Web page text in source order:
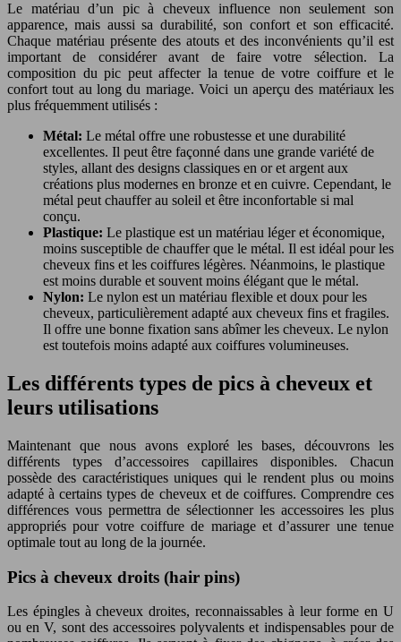
Le matériau d’un pic à cheveux influence non seulement son
apparence, mais aussi sa durabilité, son confort et son efficacité.
Chaque matériau présente des atouts et des inconvénients qu’il est
important de considérer avant de faire votre sélection. La
composition du pic peut affecter la tenue de votre coiffure et le
confort tout au long du mariage. Voici un aperçu des matériaux les
plus fréquemment utilisés :
Métal: Le métal offre une robustesse et une durabilité
excellentes. Il peut être façonné dans une grande variété de
styles, allant des designs classiques en or et argent aux
créations plus modernes en bronze et en cuivre. Cependant, le
métal peut chauffer au soleil et être inconfortable si mal
conçu.
Plastique: Le plastique est un matériau léger et économique,
moins susceptible de chauffer que le métal. Il est idéal pour les
cheveux fins et les coiffures légères. Néanmoins, le plastique
est moins durable et souvent moins élégant que le métal.
Nylon: Le nylon est un matériau flexible et doux pour les
cheveux, particulièrement adapté aux cheveux fins et fragiles.
Il offre une bonne fixation sans abîmer les cheveux. Le nylon
est toutefois moins adapté aux coiffures volumineuses.
Les différents types de pics à cheveux et
leurs utilisations
Maintenant que nous avons exploré les bases, découvrons les
différents types d’accessoires capillaires disponibles. Chacun
possède des caractéristiques uniques qui le rendent plus ou moins
adapté à certains types de cheveux et de coiffures. Comprendre ces
différences vous permettra de sélectionner les accessoires les plus
appropriés pour votre coiffure de mariage et d’assurer une tenue
optimale tout au long de la journée.
Pics à cheveux droits (hair pins)
Les épingles à cheveux droites, reconnaissables à leur forme en U
ou en V, sont des accessoires polyvalents et indispensables pour de